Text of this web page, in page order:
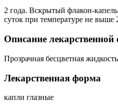
2 года. Вскрытый флакон-
суток при температуре не выше
Описание
Прозрачная бесцветная
Лекарственная форма
капли глазные